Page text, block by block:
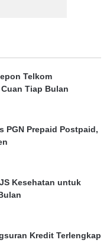
Telkom
Tiap Bulan
PGN Prepaid Postpaid,
Kesehatan untuk
Kredit Terlengkap